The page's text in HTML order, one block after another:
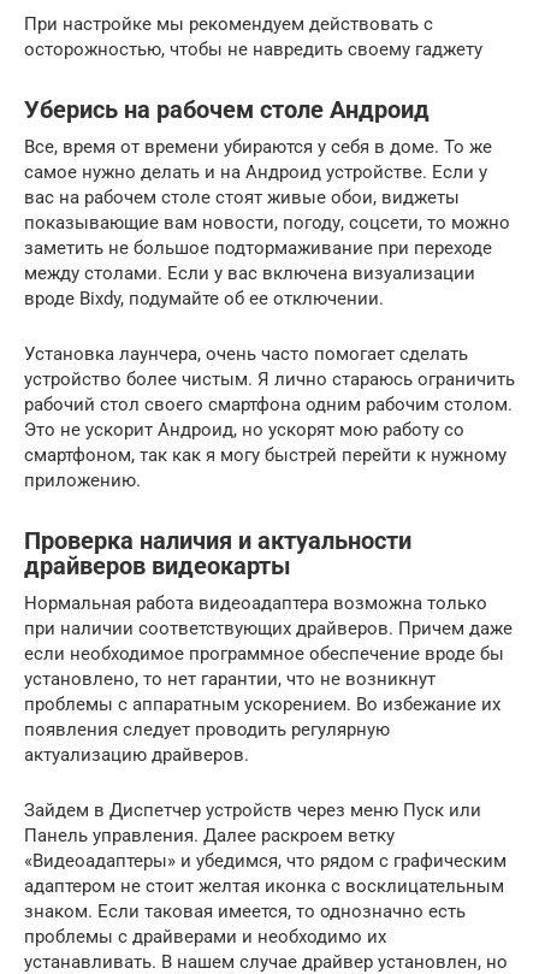
При настройке мы рекомендуем действовать с
осторожностью, чтобы не навредить своему гаджету
Уберись на рабочем столе Андроид
Все, время от времени убираются у себя в доме. То же
самое нужно делать и на Андроид устройстве. Если у
вас на рабочем столе стоят живые обои, виджеты
показывающие вам новости, погоду, соцсети, то можно
заметить не большое подтормаживание при переходе
между столами. Если у вас включена визуализации
вроде Bixdy, подумайте об ее отключении.
Установка лаунчера, очень часто помогает сделать
устройство более чистым. Я лично стараюсь ограничить
рабочий стол своего смартфона одним рабочим столом.
Это не ускорит Андроид, но ускорят мою работу со
смартфоном, так как я могу быстрей перейти к нужному
приложению.
Проверка наличия и актуальности
драйверов видеокарты
Нормальная работа видеоадаптера возможна только
при наличии соответствующих драйверов. Причем даже
если необходимое программное обеспечение вроде бы
установлено, то нет гарантии, что не возникнут
проблемы с аппаратным ускорением. Во избежание их
появления следует проводить регулярную
актуализацию драйверов.
Зайдем в Диспетчер устройств через меню Пуск или
Панель управления. Далее раскроем ветку
«Видеоадаптеры» и убедимся, что рядом с графическим
адаптером не стоит желтая иконка с восклицательным
знаком. Если таковая имеется, то однозначно есть
проблемы с драйверами и необходимо их
устанавливать. В нашем случае драйвер установлен, но